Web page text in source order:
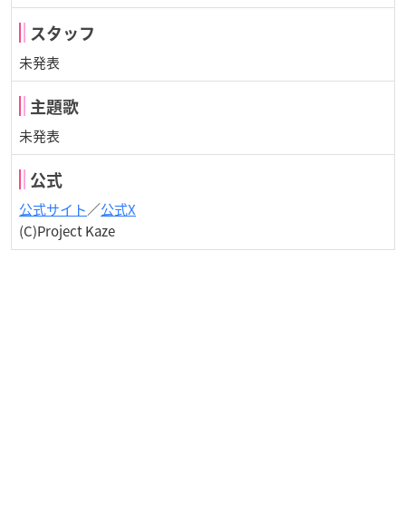
スタッフ
未発表
主題歌
未発表
公式
公式サイト／公式X
(C)Project Kaze